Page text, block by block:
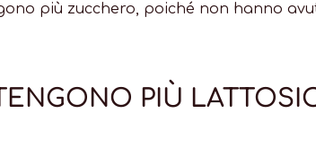
più zucchero, poiché non hanno
PIÙ